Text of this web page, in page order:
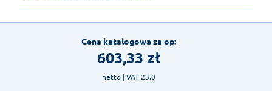
Cena katalogowa za op:
603,33 zł
netto | VAT 23.0